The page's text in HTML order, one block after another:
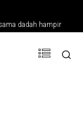
dadah hampir